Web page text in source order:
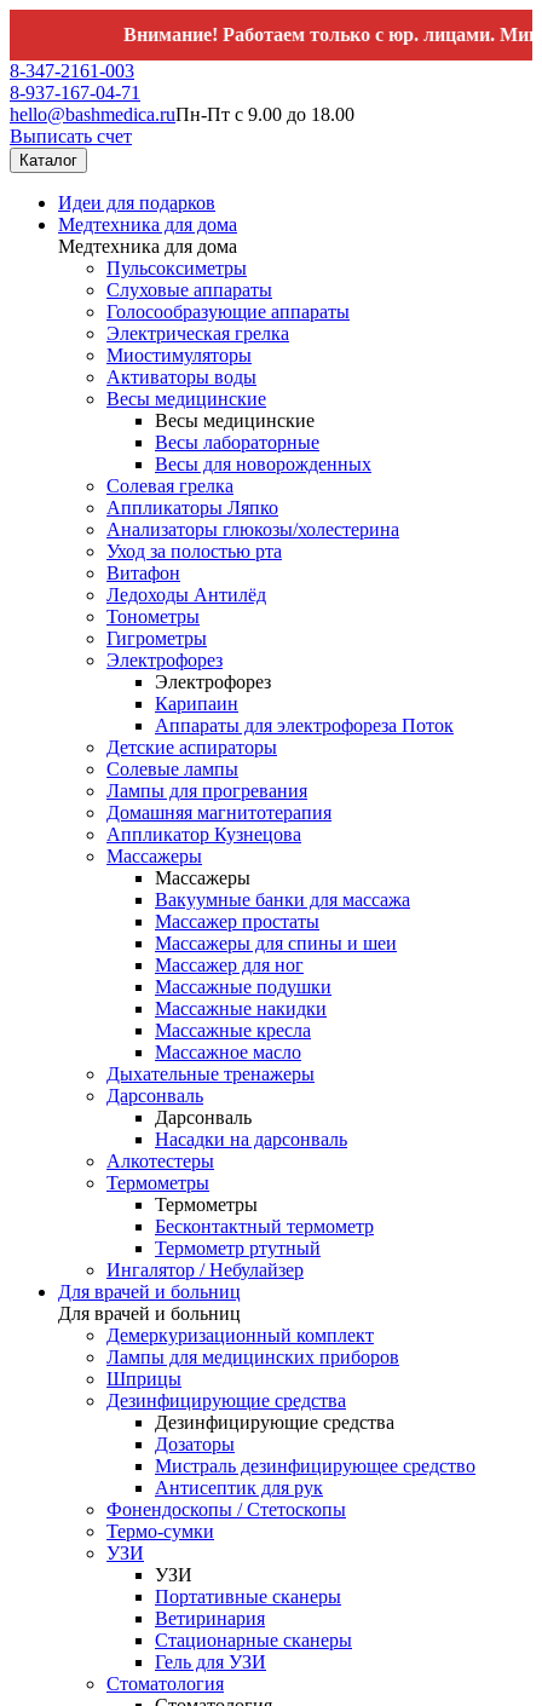
Внимание! Работаем только с юр. лицами.
8-347-2161-003
8-937-167-04-71
hello@bashmedica.ruПн-Пт с 9.00 до 18.00
Выписать счет
Каталог
Идеи для подарков
Медтехника для дома
Медтехника для дома
Пульсоксиметры
Слуховые аппараты
Голосообразующие аппараты
Электрическая грелка
Миостимуляторы
Активаторы воды
Весы медицинские
Весы медицинские
Весы лабораторные
Весы для новорожденных
Солевая грелка
Аппликаторы Ляпко
Анализаторы глюкозы/холестерина
Уход за полостью рта
Витафон
Ледоходы Антилёд
Тонометры
Гигрометры
Электрофорез
Электрофорез
Карипаин
Аппараты для электрофореза Поток
Детские аспираторы
Солевые лампы
Лампы для прогревания
Домашняя магнитотерапия
Аппликатор Кузнецова
Массажеры
Массажеры
Вакуумные банки для массажа
Массажер простаты
Массажеры для спины и шеи
Массажер для ног
Массажные подушки
Массажные накидки
Массажные кресла
Массажное масло
Дыхательные тренажеры
Дарсонваль
Дарсонваль
Насадки на дарсонваль
Алкотестеры
Термометры
Термометры
Бесконтактный термометр
Термометр ртутный
Ингалятор / Небулайзер
Для врачей и больниц
Для врачей и больниц
Демеркуризационный комплект
Лампы для медицинских приборов
Шприцы
Дезинфицирующие средства
Дезинфицирующие средства
Дозаторы
Мистраль дезинфицирующее средство
Антисептик для рук
Фонендоскопы / Стетоскопы
Термо-сумки
УЗИ
УЗИ
Портативные сканеры
Ветиринария
Стационарные сканеры
Гель для УЗИ
Стоматология